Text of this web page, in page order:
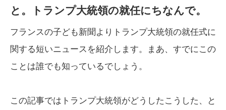
と。トランプ大統領の就任にちなんで。
フランスの子ども新聞よりトランプ大統領の就任式に
関する短いニュースを紹介します。まあ、すでにこの
ことは誰でも知っているでしょう。
この記事ではトランプ大統領がどうしたこうした、と